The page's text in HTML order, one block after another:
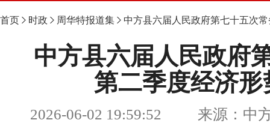
首页 时政 周华特报道集 中方县六届人民政府第七十五次
中方县六届人民政府
第二季度经济
2026-06-02 19:59:52 来源：中方